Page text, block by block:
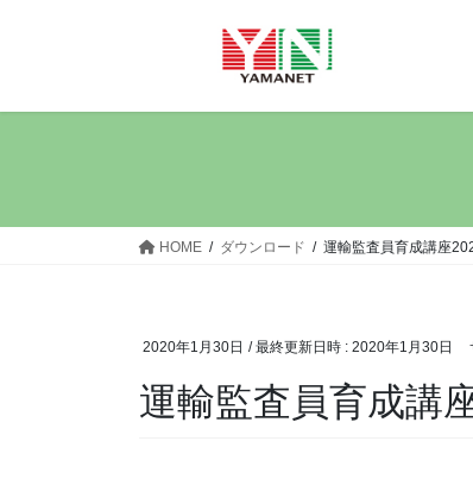
HOME ダウンロード 運輸監査員育成講座
2020年1月30日 / 最終更新日時 : 2020年1月30日
運輸監査員育成講